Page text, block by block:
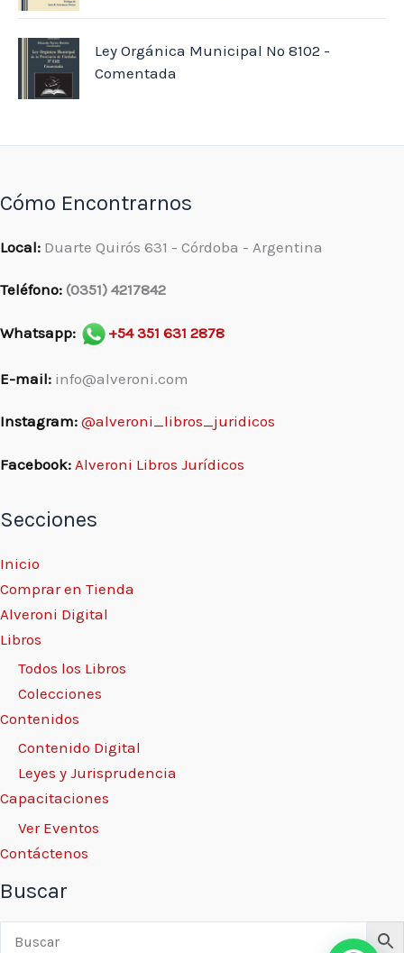
Ley Orgánica Municipal Nº 8102 -
Comentada
Cómo Encontrarnos
Local: Duarte Quirós 631 - Córdoba - Argentina
Teléfono: (0351) 4217842
Whatsapp: +54 351 631 2878
E-mail: info@alveroni.com
Instagram: @alveroni_libros_juridicos
Facebook: Alveroni Libros Jurídicos
Secciones
Inicio
Comprar en Tienda
Alveroni Digital
Libros
Todos los Libros
Colecciones
Contenidos
Contenido Digital
Leyes y Jurisprudencia
Capacitaciones
Ver Eventos
Contáctenos
Buscar